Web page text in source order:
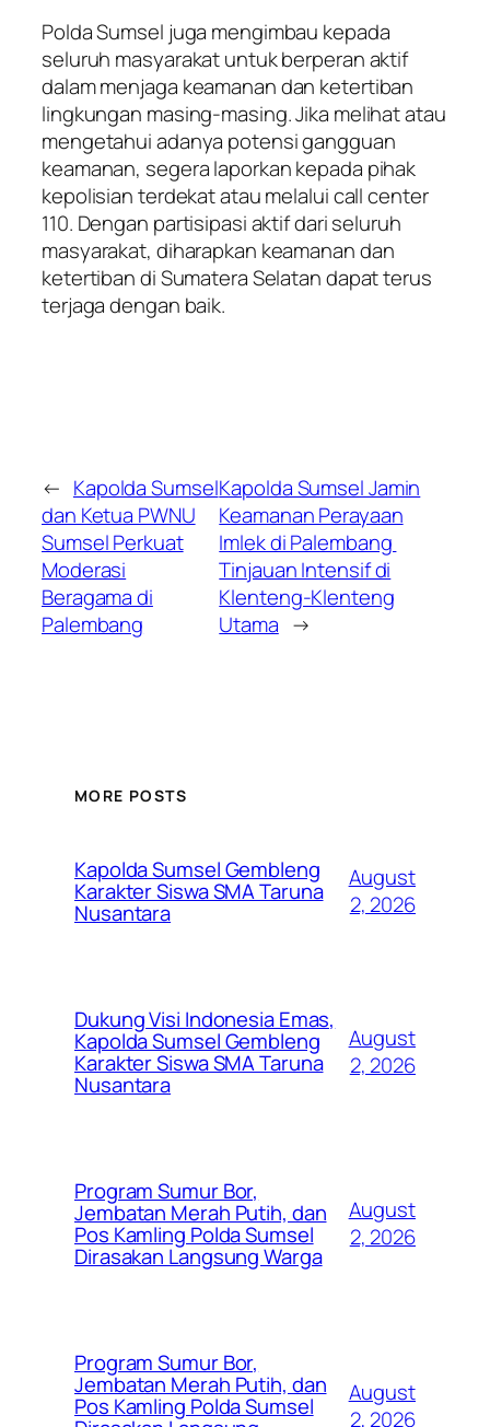
Polda Sumsel juga mengimbau kepada
seluruh masyarakat untuk berperan aktif
dalam menjaga keamanan dan ketertiban
lingkungan masing-masing. Jika melihat atau
mengetahui adanya potensi gangguan
keamanan, segera laporkan kepada pihak
kepolisian terdekat atau melalui call center
110. Dengan partisipasi aktif dari seluruh
masyarakat, diharapkan keamanan dan
ketertiban di Sumatera Selatan dapat terus
terjaga dengan baik.
← Kapolda Sumsel
dan Ketua PWNU
Sumsel Perkuat
Moderasi
Beragama di
Palembang
Kapolda Sumsel Jamin
Keamanan Perayaan
Imlek di Palembang
Tinjauan Intensif di
Klenteng-Klenteng
Utama →
MORE POSTS
Kapolda Sumsel Gembleng
Karakter Siswa SMA Taruna
Nusantara
August
2, 2026
Dukung Visi Indonesia Emas,
Kapolda Sumsel Gembleng
Karakter Siswa SMA Taruna
Nusantara
August
2, 2026
Program Sumur Bor,
Jembatan Merah Putih, dan
Pos Kamling Polda Sumsel
Dirasakan Langsung Warga
August
2, 2026
Program Sumur Bor,
Jembatan Merah Putih, dan
Pos Kamling Polda Sumsel
August
2, 2026